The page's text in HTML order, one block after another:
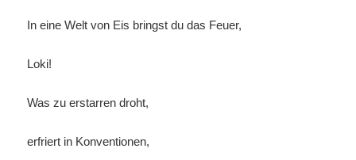
In eine Welt von Eis bringst du das Feuer,
Loki!
Was zu erstarren droht,
erfriert in Konventionen,